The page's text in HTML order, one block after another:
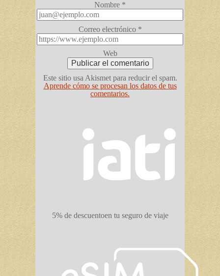
Nombre *
Correo electrónico *
Web
Este sitio usa Akismet para reducir el spam.
Aprende cómo se procesan los datos de tus
comentarios.
5% de descuentoen tu seguro de viaje